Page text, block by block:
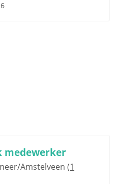
medewerker
Amstelveen (1